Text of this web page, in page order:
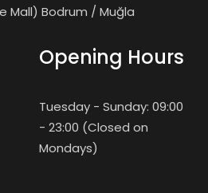
Mall) Bodrum / Muğla
Opening Hours
Tuesday - Sunday: 09:00
- 23:00 (Closed on
Mondays)